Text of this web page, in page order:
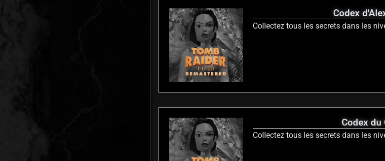
Codex
Collectez tous les secrets dans les
Codex du
Collectez tous les secrets dans les